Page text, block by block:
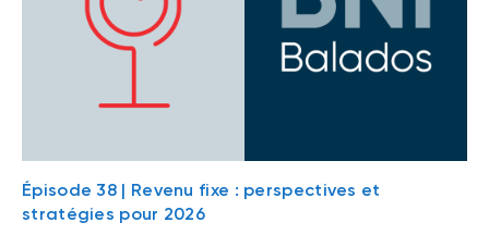
Épisode 38 | Revenu fixe : perspectives et
stratégies pour 2026